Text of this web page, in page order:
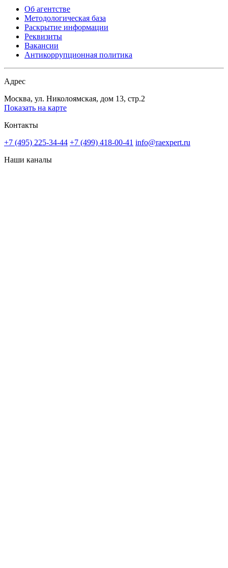
Об агентстве
Методологическая база
Раскрытие информации
Реквизиты
Вакансии
Антикоррупционная политика
Адрес
Москва, ул. Николоямская, дом 13, стр.2
Показать на карте
Контакты
+7 (495) 225-34-44 +7 (499) 418-00-41 info@raexpert.ru
Наши каналы